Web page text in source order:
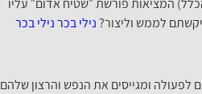
המציאות פורשת ״שטיח אדום״ עליו
לממש וליצור?נילי בכרנילי בכר
לפעולה ומגייסים את הנפש והרצון שלהם